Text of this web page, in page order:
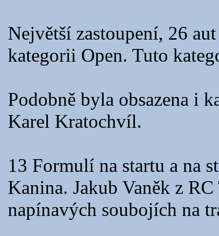
Největší zastoupení, 26
kategorii Open. Tuto
Podobně byla obsazena i
Karel Kratochvíl.
13 Formulí na startu a na
Kanina. Jakub Vaněk z
napínavých soubojích na